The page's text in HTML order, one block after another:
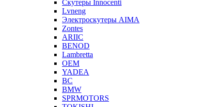
Скутеры Innocenti
Lvneng
Электроскутеры AIMA
Zontes
ARIIC
BENOD
Lambretta
OEM
YADEA
BC
BMW
SPRMOTORS